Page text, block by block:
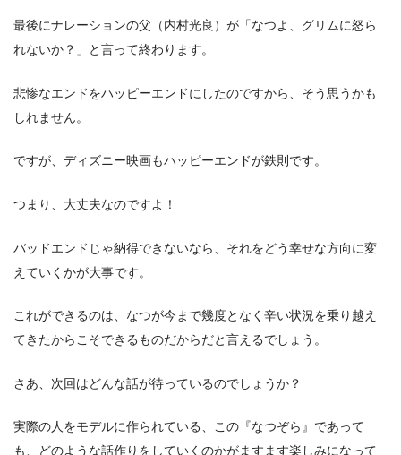
最後にナレーションの父（内村光良）が「なつよ、グリムに怒ら
れないか？」と言って終わります。
悲惨なエンドをハッピーエンドにしたのですから、そう思うかも
しれません。
ですが、ディズニー映画もハッピーエンドが鉄則です。
つまり、大丈夫なのですよ！
バッドエンドじゃ納得できないなら、それをどう幸せな方向に変
えていくかが大事です。
これができるのは、なつが今まで幾度となく辛い状況を乗り越え
てきたからこそできるものだからだと言えるでしょう。
さあ、次回はどんな話が待っているのでしょうか？
実際の人をモデルに作られている、この『なつぞら』であって
も、どのような話作りをしていくのかがますます楽しみになって